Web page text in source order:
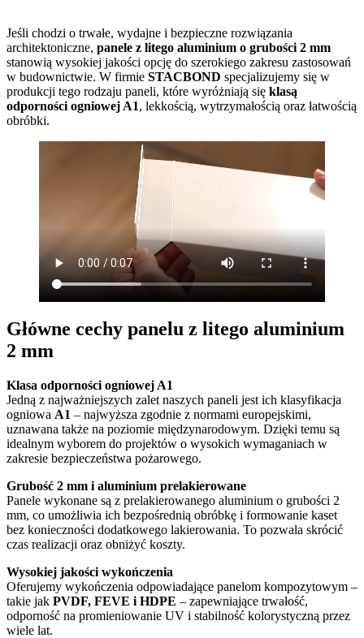
Jeśli chodzi o trwałe, wydajne i bezpieczne rozwiązania
architektoniczne, panele z litego aluminium o grubości 2 mm
stanowią wysokiej jakości opcję do szerokiego zakresu zastosowań
w budownictwie. W firmie STACBOND specjalizujemy się w
produkcji tego rodzaju paneli, które wyróżniają się klasą
odporności ogniowej A1, lekkością, wytrzymałością oraz łatwością
obróbki.
Główne cechy panelu z litego aluminium
2 mm
Klasa odporności ogniowej A1
Jedną z najważniejszych zalet naszych paneli jest ich klasyfikacja
ogniowa A1 – najwyższa zgodnie z normami europejskimi,
uznawana także na poziomie międzynarodowym. Dzięki temu są
idealnym wyborem do projektów o wysokich wymaganiach w
zakresie bezpieczeństwa pożarowego.
Grubość 2 mm i aluminium prelakierowane
Panele wykonane są z prelakierowanego aluminium o grubości 2
mm, co umożliwia ich bezpośrednią obróbkę i formowanie kaset
bez konieczności dodatkowego lakierowania. To pozwala skrócić
czas realizacji oraz obniżyć koszty.
Wysokiej jakości wykończenia
Oferujemy wykończenia odpowiadające panelom kompozytowym –
takie jak PVDF, FEVE i HDPE – zapewniające trwałość,
odporność na promieniowanie UV i stabilność kolorystyczną przez
wiele lat.